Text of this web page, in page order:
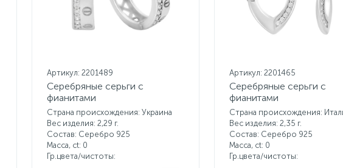
Артикул: 2201489
Серебряные серьги с
фианитами
Страна происхождения: Украина
Вес изделия: 2,29 г.
Состав: Серебро 925
Масса, ct: 0
Гр.цвета/чистоты:
Артикул: 2201465
Серебряные серьги с
фианитами
Страна происхождения:
Вес изделия: 2,35 г.
Состав: Серебро 925
Масса, ct: 0
Гр.цвета/чистоты: